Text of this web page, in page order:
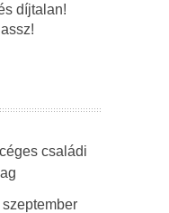
díjtalan!
családi